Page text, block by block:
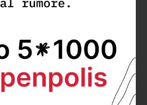
di protezione
Sono la principale
gonfiato e una